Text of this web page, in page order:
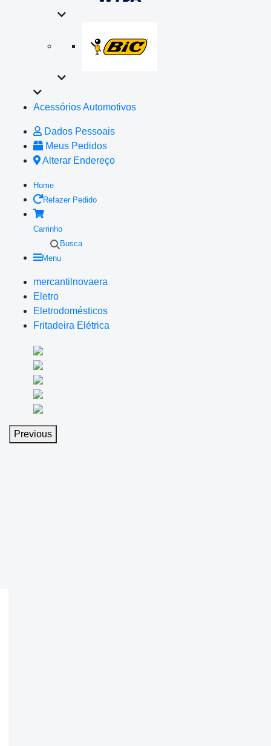
Acessórios Automotivos
Dados Pessoais
Meus Pedidos
Alterar Endereço
Home
Refazer Pedido
Carrinho
Busca
Menu
mercantilnovaera
Eletro
Eletrodomésticos
Fritadeira Elétrica
Previous